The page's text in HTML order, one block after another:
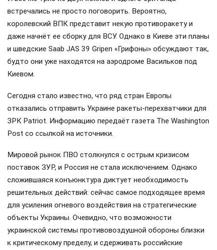
встречались не просто поговорить. Вероятно,
королевский ВПК представит некую противоракету и
даже начнёт ее сборку для ВСУ. Однако в Киеве эти планы
и шведские Saab JAS 39 Gripen «Грифоны» обсуждают так,
будто они уже находятся на аэродроме Васильков под
Киевом.
Сегодня стало известно, что ряд стран Европы
отказались отправить Украине ракеты-перехватчики для
ЗРК Patriot. Информацию передаёт газета The Washington
Post со ссылкой на источники.
Мировой рынок ПВО столкнулся с острым кризисом
поставок ЗУР, и Россия не стала исключением. Однако
сложившаяся конъюнктура диктует необходимость
решительных действий: сейчас самое подходящее время
для усиления огневого воздействия на стратегические
объекты Украины. Очевидно, что возможности
украинской системы противовоздушной обороны близки
к критическому пределу, и сдерживать российские